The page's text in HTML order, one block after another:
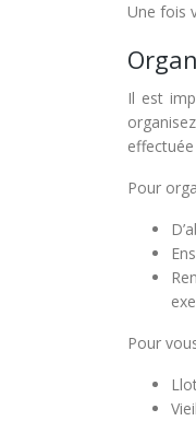
Une fois
Il est
Pour
Pour